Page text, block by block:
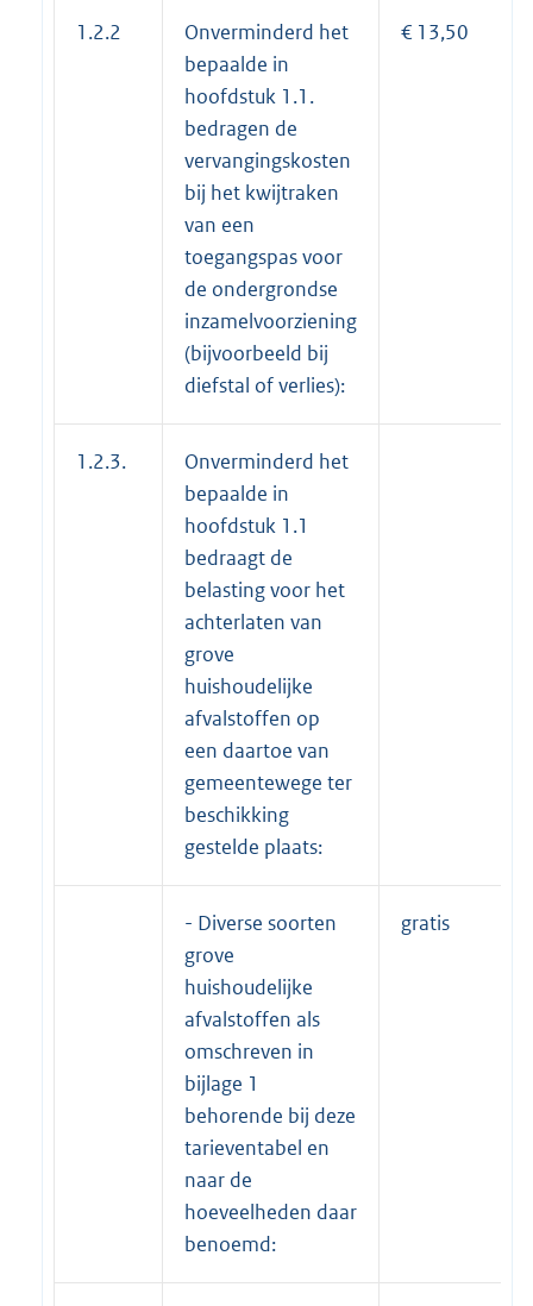
1.2.2
Onverminderd het
bepaalde in
hoofdstuk 1.1.
bedragen de
vervangingskosten
bij het kwijtraken
van een
toegangspas voor
de ondergrondse
inzamelvoorziening
(bijvoorbeeld bij
diefstal of verlies):
€ 13,50
1.2.3.
Onverminderd het
bepaalde in
hoofdstuk 1.1
bedraagt de
belasting voor het
achterlaten van
grove
huishoudelijke
afvalstoffen op
een daartoe van
gemeentewege ter
beschikking
gestelde plaats:
- Diverse soorten
grove
huishoudelijke
afvalstoffen als
omschreven in
bijlage 1
behorende bij deze
tarieventabel en
naar de
hoeveelheden daar
benoemd:
gratis